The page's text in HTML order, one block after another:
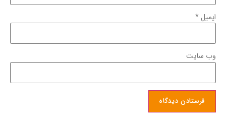
ایمیل*
وب‌ سایت